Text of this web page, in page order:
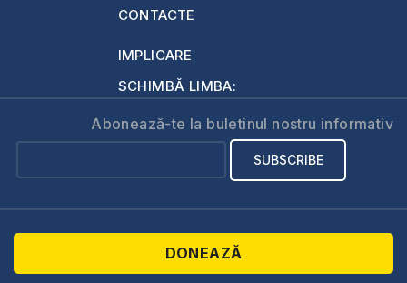
CONTACTE
IMPLICARE
SCHIMBĂ LIMBA:
Abonează-te la buletinul nostru informativ
DONEAZĂ